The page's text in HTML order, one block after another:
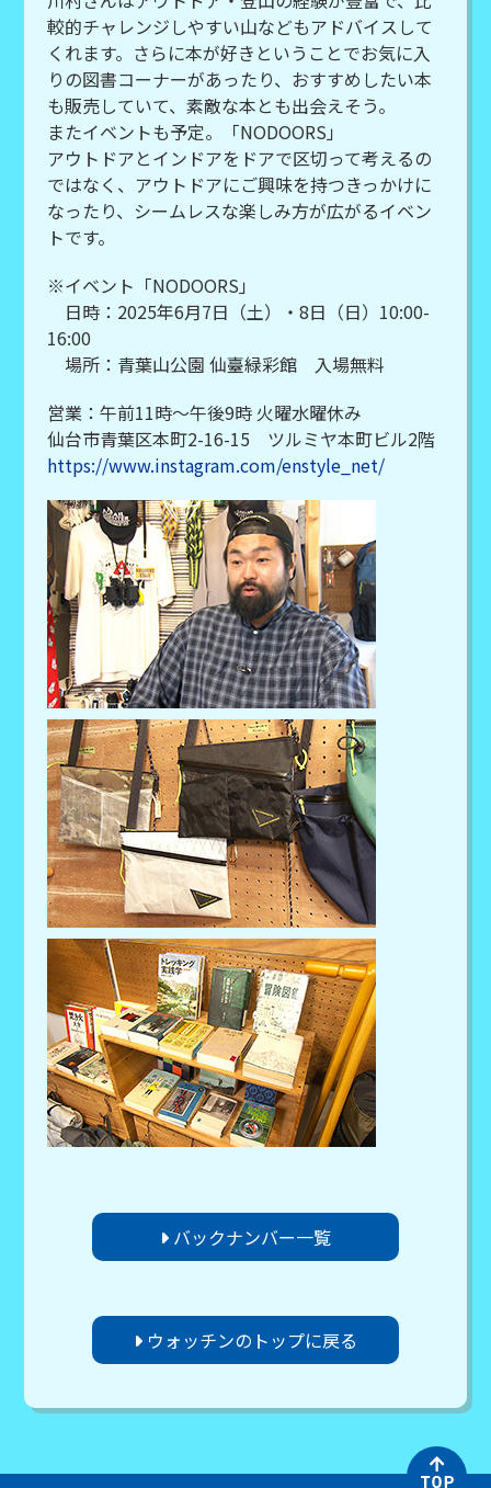
較的チャレンジしやすい山などもアドバイスして
くれます。さらに本が好きということでお気に入
りの図書コーナーがあったり、おすすめしたい本
も販売していて、素敵な本とも出会えそう。
またイベントも予定。「NODOORS」
アウトドアとインドアをドアで区切って考えるの
ではなく、アウトドアにご興味を持つきっかけに
なったり、シームレスな楽しみ方が広がるイベン
トです。
※イベント「NODOORS」
日時：2025年6月7日（土）・8日（日）10:00-
16:00
場所：青葉山公園 仙臺緑彩館 入場無料
営業：午前11時～午後9時 火曜水曜休み
仙台市青葉区本町2-16-15 ツルミヤ本町ビル2階
https://www.instagram.com/enstyle_net/
バックナンバー一覧
ウォッチンのトップに戻る